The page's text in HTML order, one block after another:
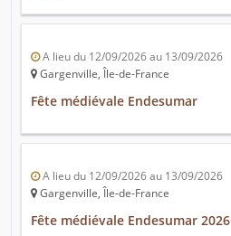
A lieu du 12/09/2026 au 13/09/2026
Gargenville, Île-de-France
Fête médiévale Endesumar
A lieu du 12/09/2026 au 13/09/2026
Gargenville, Île-de-France
Fête médiévale Endesumar 2026